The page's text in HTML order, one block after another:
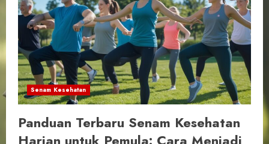
Senam Kesehatan
Panduan Terbaru Senam Kesehatan